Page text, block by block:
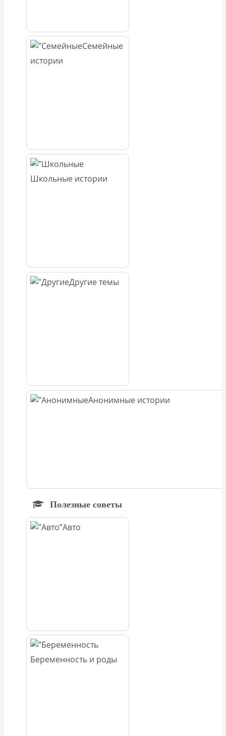
Семейные
истории
Школьные истории
Другие темы
Анонимные истории
Полезные советы
Авто
Беременность и роды